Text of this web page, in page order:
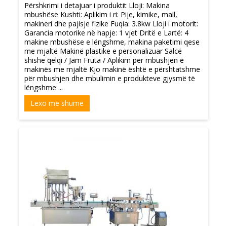
Përshkrimi i detajuar i produktit Lloji: Makina
mbushëse Kushti: Aplikim i ri: Pije, kimike, mall,
makineri dhe pajisje fizike Fuqia: 3.8kw Lloji i motorit:
Garancia motorike në hapje: 1 vjet Dritë e Lartë: 4
makine mbushëse e lëngshme, makina paketimi qese
me mjaltë Makinë plastike e personalizuar Salcë
shishe qelqi / Jam Fruta / Aplikim për mbushjen e
makinës me mjaltë Kjo makinë është e përshtatshme
për mbushjen dhe mbulimin e produkteve gjysmë të
lëngshme ...
Lexo më shumë